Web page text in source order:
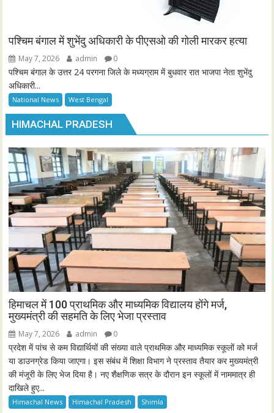
पश्चिम बंगाल में शुभेंदु अधिकारी के पीएसओ की गोली मारकर हत्या
May 7, 2026 admin 0
पश्चिम बंगाल के उत्तर 24 परगना जिले के मध्यग्राम में बुधवार रात भाजपा नेता शुभेंदु
अधिकारी...
National News West Bengal
HIMACHAL PRADESH
हिमाचल में 100 प्राथमिक और माध्यमिक विद्यालय होंगे मर्ज,
मुख्यमंत्री की सहमति के लिए भेजा प्रस्ताव
May 7, 2026 admin 0
प्रदेश में पांच से कम विद्यार्थियों की संख्या वाले प्राथमिक और माध्यमिक स्कूलों को मर्ज
या डाउनग्रेड किया जाएगा। इस संबंध में शिक्षा विभाग ने प्रस्ताव तैयार कर मुख्यमंत्री
की मंजूरी के लिए भेज दिया है। नए शैक्षणिक सत्र के दौरान इन स्कूलों में नाममात्र ही
दाखिले हुए...
Himachal News Himachal Pradesh Shimla